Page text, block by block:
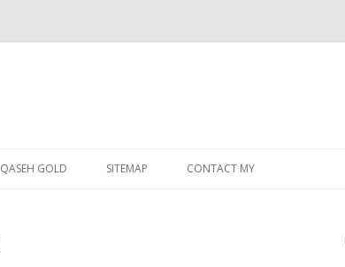
to
QASEH GOLD SITEMAP CONTACT MY